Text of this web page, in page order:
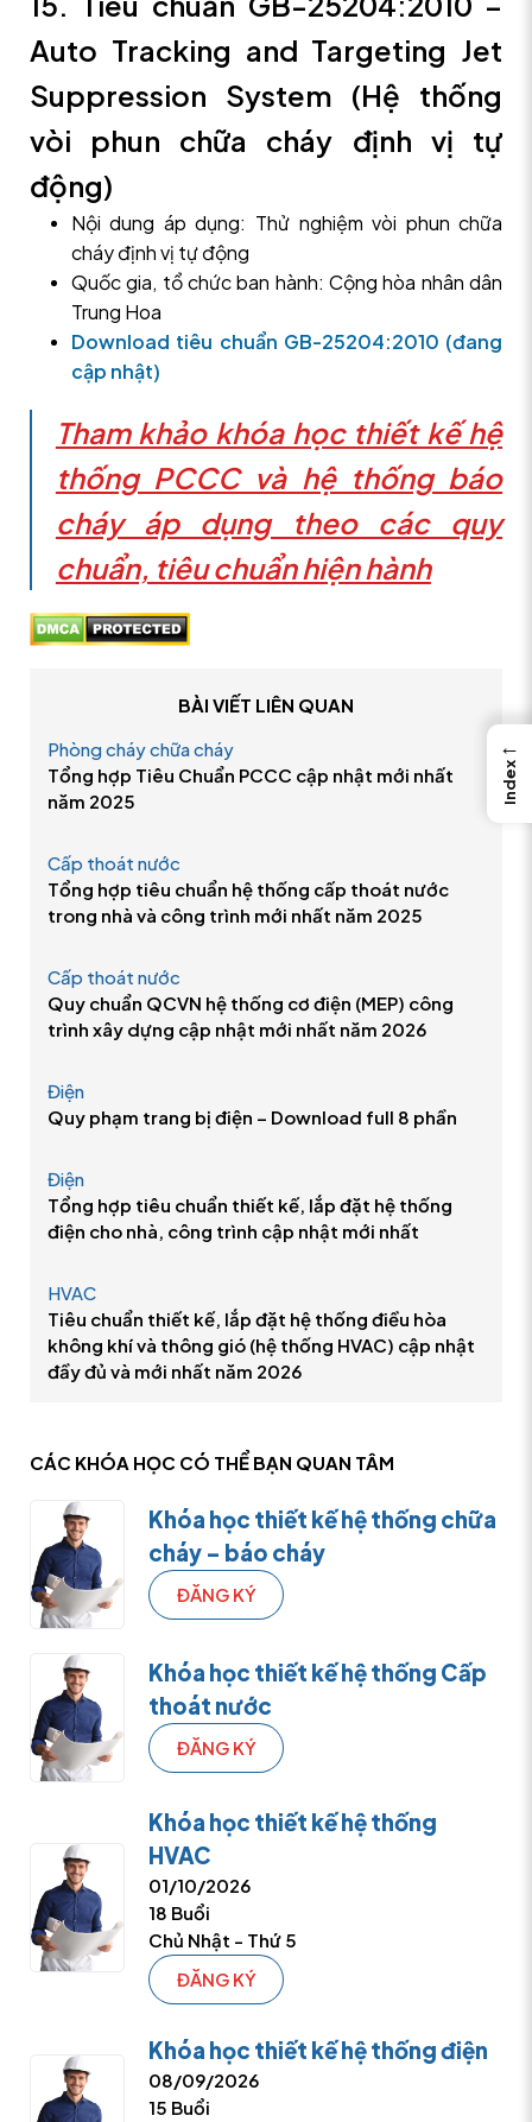
Auto Tracking and Targeting Jet
Suppression System (Hệ thống
vòi phun chữa cháy định vị tự
động)
Nội dung áp dụng: Thử nghiệm vòi phun chữa
cháy định vị tự động
Quốc gia, tổ chức ban hành: Cộng hòa nhân dân
Trung Hoa
Download tiêu chuẩn GB-25204:2010 (đang
cập nhật)
Tham khảo khóa học thiết kế hệ
thống PCCC và hệ thống báo
cháy áp dụng theo các quy
chuẩn, tiêu chuẩn hiện hành
CÁC KHÓA HỌC CÓ THỂ BẠN QUAN TÂM
Khóa học thiết kế hệ thống chữa
cháy – báo cháy
ĐĂNG KÝ
Khóa học thiết kế hệ thống Cấp
thoát nước
ĐĂNG KÝ
Khóa học thiết kế hệ thống
HVAC
01/10/2026
18 Buổi
Chủ Nhật - Thứ 5
ĐĂNG KÝ
Khóa học thiết kế hệ thống điện
08/09/2026
15 Buổi
BÀI VIẾT LIÊN QUAN
Phòng cháy chữa cháy
Tổng hợp Tiêu Chuẩn PCCC cập nhật mới nhất
năm 2025
Cấp thoát nước
Tổng hợp tiêu chuẩn hệ thống cấp thoát nước
trong nhà và công trình mới nhất năm 2025
Cấp thoát nước
Quy chuẩn QCVN hệ thống cơ điện (MEP) công
trình xây dựng cập nhật mới nhất năm 2026
Điện
Quy phạm trang bị điện – Download full 8 phần
Điện
Tổng hợp tiêu chuẩn thiết kế, lắp đặt hệ thống
điện cho nhà, công trình cập nhật mới nhất
HVAC
Tiêu chuẩn thiết kế, lắp đặt hệ thống điều hòa
không khí và thông gió (hệ thống HVAC) cập nhật
đầy đủ và mới nhất năm 2026
←
Index